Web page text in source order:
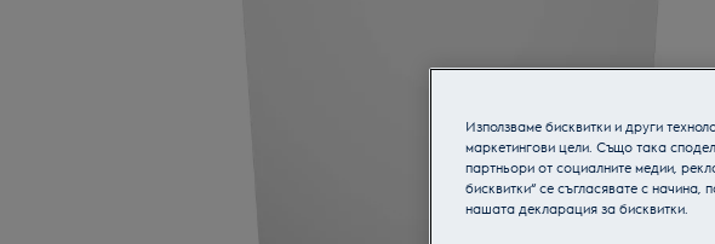
Използваме бисквитки и други
маркетингови цели. Също така
партньори от социалните медии,
бисквитки“ се съгласявате с
нашата декларация за бисквитки.